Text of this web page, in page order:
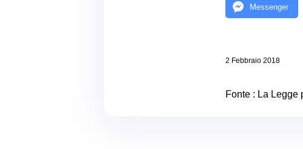
Messenger
2 Febbraio 2018
Fonte : La Legge